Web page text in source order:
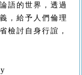
語的世界，透過
，給予人們倫理
檢討自身行誼，